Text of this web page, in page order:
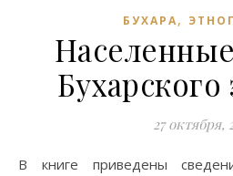
БУХАРА,
27 октября,
В книге приведены сведения по этнографии и